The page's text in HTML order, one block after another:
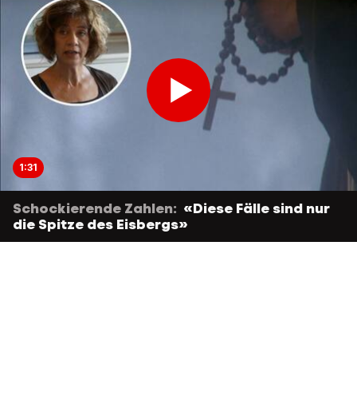
1:31
Schockierende Zahlen: «Diese Fälle sind nur
die Spitze des Eisbergs»